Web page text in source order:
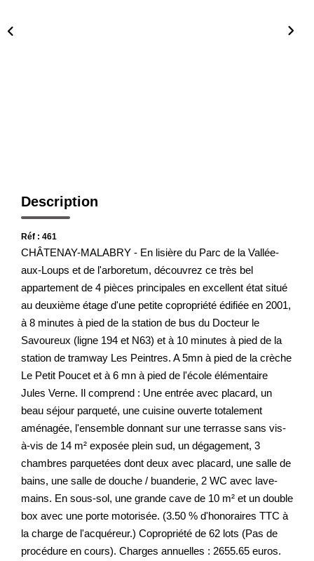
Description
Réf : 461
CHÂTENAY-MALABRY - En lisière du Parc de la Vallée-
aux-Loups et de l'arboretum, découvrez ce très bel
appartement de 4 pièces principales en excellent état situé
au deuxième étage d'une petite copropriété édifiée en 2001,
à 8 minutes à pied de la station de bus du Docteur le
Savoureux (ligne 194 et N63) et à 10 minutes à pied de la
station de tramway Les Peintres. A 5mn à pied de la crèche
Le Petit Poucet et à 6 mn à pied de l'école élémentaire
Jules Verne. Il comprend : Une entrée avec placard, un
beau séjour parqueté, une cuisine ouverte totalement
aménagée, l'ensemble donnant sur une terrasse sans vis-
à-vis de 14 m² exposée plein sud, un dégagement, 3
chambres parquetées dont deux avec placard, une salle de
bains, une salle de douche / buanderie, 2 WC avec lave-
mains. En sous-sol, une grande cave de 10 m² et un double
box avec une porte motorisée. (3.50 % d'honoraires TTC à
la charge de l'acquéreur.) Copropriété de 62 lots (Pas de
procédure en cours). Charges annuelles : 2655.65 euros.